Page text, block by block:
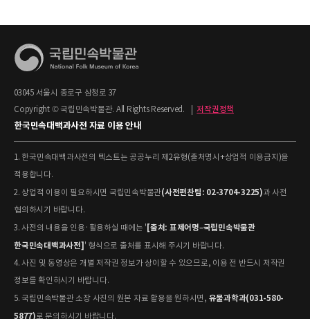
03045 서울시 종로구 삼청로 37
Copyright © 국립민속박물관. All Rights Reserved.
저작권정책
한국민속대백과사전 자료 이용 안내
1. 한국민속대백과사전의 텍스트는 공공누리 제2유형(출처명시+상업적 이용금지)을
적용합니다.
2. 상업적 이용이 필요하시면 국립민속박물관(사전편찬팀: 02-3704-3225)과 사전
협의하시기 바랍니다.
3. 사전의 내용을 인용·활용하실 때에는 ' [출처: 표제어명–국립민속박물관
한국민속대백과사전] ' 형식으로 출처를 표시해 주시기 바랍니다.
4. 사진 및 동영상은 개별 저작권 정보가 상이할 수 있으므로, 이용 전 반드시 저작권
정보를 확인하시기 바랍니다.
5. 국립민속박물관 소장 사진의 원본 자료 활용을 원하시면, 유물과학과(031-580-
5877) 로 문의하시기 바랍니다.